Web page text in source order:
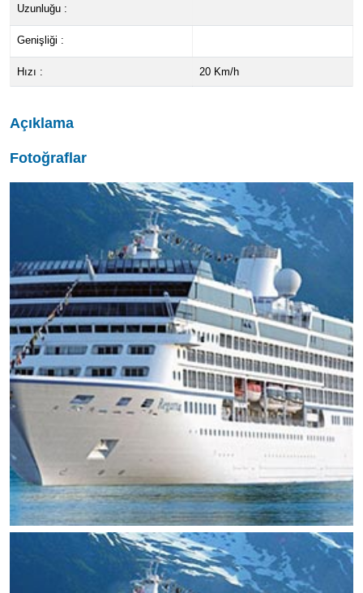
Uzunluğu :
Genişliği :
Hızı : 20 Km/h
Açıklama
Fotoğraflar